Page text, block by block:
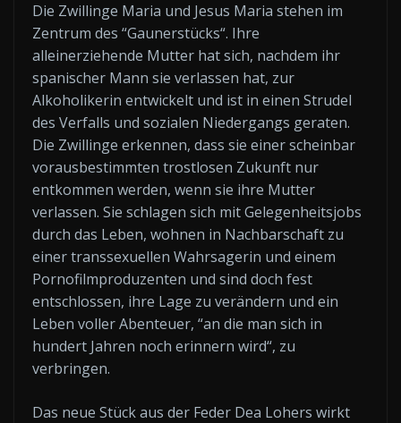
Die Zwillinge Maria und Jesus Maria stehen im
Zentrum des “Gaunerstücks“. Ihre
alleinerziehende Mutter hat sich, nachdem ihr
spanischer Mann sie verlassen hat, zur
Alkoholikerin entwickelt und ist in einen Strudel
des Verfalls und sozialen Niedergangs geraten.
Die Zwillinge erkennen, dass sie einer scheinbar
vorausbestimmten trostlosen Zukunft nur
entkommen werden, wenn sie ihre Mutter
verlassen. Sie schlagen sich mit Gelegenheitsjobs
durch das Leben, wohnen in Nachbarschaft zu
einer transsexuellen Wahrsagerin und einem
Pornofilmproduzenten und sind doch fest
entschlossen, ihre Lage zu verändern und ein
Leben voller Abenteuer, “an die man sich in
hundert Jahren noch erinnern wird“, zu
verbringen.
Das neue Stück aus der Feder Dea Lohers wirkt